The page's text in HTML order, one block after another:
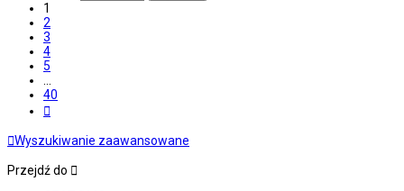
1
2
3
4
5
40
Wyszukiwanie zaawansowane
Przejdź do